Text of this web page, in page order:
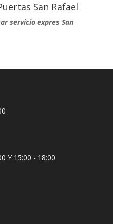
San Rafael
servicio expres San
Y 15:00 - 18:00